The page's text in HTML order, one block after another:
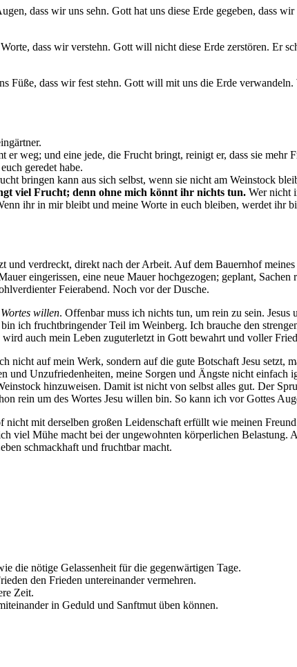
dass wir uns sehn. Gott hat uns diese Erde gegeben, dass
dass wir verstehn. Gott will nicht diese Erde zerstören. Er
Füße, dass wir fest stehn. Gott will mit uns die Erde
weg; und eine jede, die Frucht bringt, reinigt er, dass sie mehr
geredet habe.
bringen kann aus sich selbst, wenn sie nicht am Weinstock
viel Frucht; denn ohne mich könnt ihr nichts tun. Wer nicht
ihr in mir bleibt und meine Worte in euch bleiben, werdet
und verdreckt, direkt nach der Arbeit. Auf dem Bauernhof
eingerissen, eine neue Mauer hochgezogen; geplant,
Feierabend. Noch vor der Dusche.
willen. Offenbar muss ich nichts tun, um rein zu sein.
ich fruchtbringender Teil im Weinberg. Ich brauche den
auch mein Leben zuguterletzt in Gott bewahrt und voller
nicht auf mein Werk, sondern auf die gute Botschaft Jesu
und Unzufriedenheiten, meine Sorgen und Ängste nicht
hinzuweisen. Damit ist nicht von selbst alles gut. Der
rein um des Wortes Jesu willen bin. So kann ich vor Gottes
nicht mit derselben großen Leidenschaft erfüllt wie meinen
viel Mühe macht bei der ungewohnten körperlichen
schmackhaft und fruchtbar macht.
die nötige Gelassenheit für die gegenwärtigen Tage.
den Frieden untereinander vermehren.
Zeit.
in Geduld und Sanftmut üben können.